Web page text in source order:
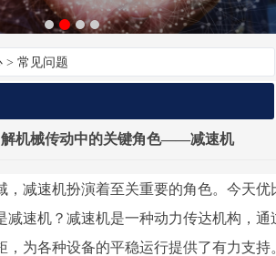
> 常见问题
解机械传动中的关键角色——减速机
，减速机扮演着至关重要的角色。今天优
减速机？减速机是一种动力传达机构，通
，为各种设备的平稳运行提供了有力支持